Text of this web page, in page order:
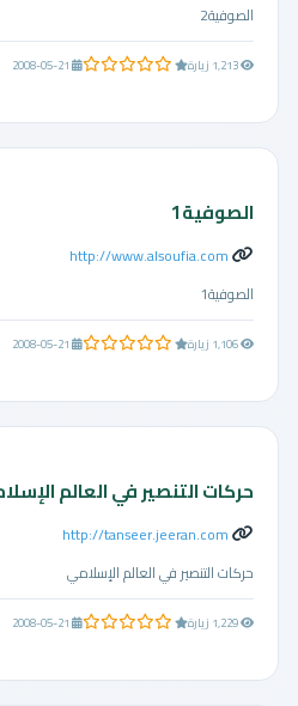
الصوفية2
0.0 من 5 نجوم 2008-05-21
الصوفية1
http://www.alsoufia.com
الصوفية1
0.0 من 5 نجوم 2008-05-21
حركات التنصير في العالم الإسلامي
http://tanseer.jeeran.com
حركات التنصير في العالم الإسلامي
0.0 من 5 نجوم 2008-05-21